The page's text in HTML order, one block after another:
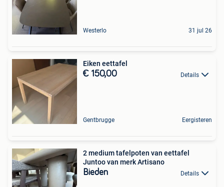
Westerlo 31 jul 26
Eiken eettafel
€ 150,00 Details
Gentbrugge Eergisteren
2 medium tafelpoten van eettafel
Juntoo van merk Artisano
Bieden Details